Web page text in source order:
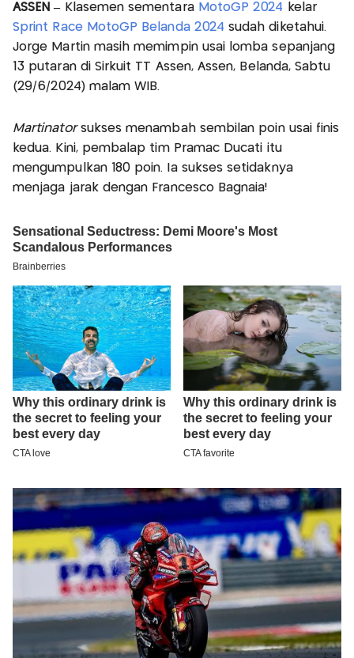
ASSEN –Klasemen sementara MotoGP 2024
kelar
Sprint Race MotoGP Belanda 2024 sudah diketahui.
Jorge Martin masih memimpin usai lomba sepanjang
13 putaran di Sirkuit TT Assen, Assen, Belanda, Sabtu
(29/6/2024) malam WIB.
Martinator sukses menambah sembilan poin usai finis
kedua. Kini, pembalap tim Pramac Ducati itu
mengumpulkan 180 poin. Ia sukses setidaknya
menjaga jarak dengan Francesco Bagnaia!